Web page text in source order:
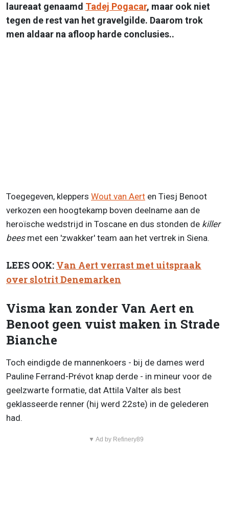
laureaat genaamd Tadej Pogacar, maar ook niet
tegen de rest van het gravelgilde. Daarom trok
men aldaar na afloop harde conclusies..
Toegegeven, kleppers Wout van Aert en Tiesj Benoot
verkozen een hoogtekamp boven deelname aan de
heroïsche wedstrijd in Toscane en dus stonden de killer
bees met een 'zwakker' team aan het vertrek in Siena.
LEES OOK: Van Aert verrast met uitspraak
over slotrit Denemarken
Visma kan zonder Van Aert en
Benoot geen vuist maken in Strade
Bianche
Toch eindigde de mannenkoers - bij de dames werd
Pauline Ferrand-Prévot knap derde - in mineur voor de
geelzwarte formatie, dat Attila Valter als best
geklasseerde renner (hij werd 22ste) in de gelederen
had.
▼ Ad by Refinery89